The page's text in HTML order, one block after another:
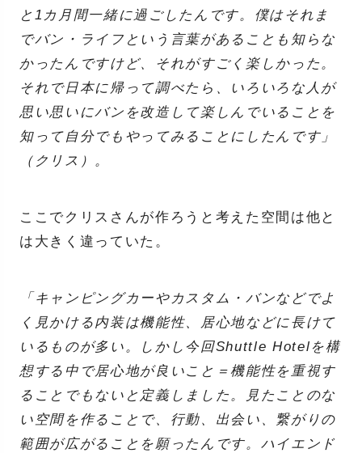
と1カ月間一緒に過ごしたんです。僕はそれま
でバン・ライフという言葉があることも知らな
かったんですけど、それがすごく楽しかった。
それで日本に帰って調べたら、いろいろな人が
思い思いにバンを改造して楽しんでいることを
知って自分でもやってみることにしたんです」
（クリス）。
ここでクリスさんが作ろうと考えた空間は他と
は大きく違っていた。
「キャンピングカーやカスタム・バンなどでよ
く見かける内装は機能性、居心地などに長けて
いるものが多い。しかし今回Shuttle Hotelを構
想する中で居心地が良いこと＝機能性を重視す
ることでもないと定義しました。見たことのな
い空間を作ることで、行動、出会い、繋がりの
範囲が広がることを願ったんです。ハイエンド